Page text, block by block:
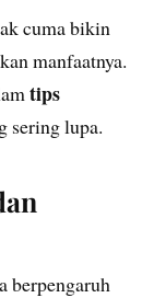
cuma bikin
manfaatnya.
tips
sering lupa.
berpengaruh